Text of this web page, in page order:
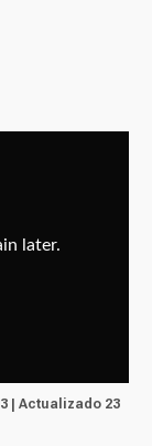
| Actualizado 23